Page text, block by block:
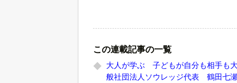
この連載記事の一覧
大人が学ぶ 子どもが自分も相手も
般社団法人ソウレッジ代表 鶴田七